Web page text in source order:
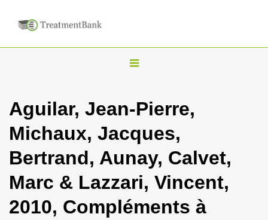
T
g
l
n
a
v
i
Aguilar, Jean-Pierre,
Michaux, Jacques,
Bertrand, Aunay, Calvet,
Marc & Lazzari, Vincent,
2010, Compléments à